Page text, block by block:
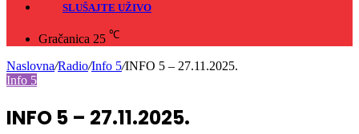
SLUŠAJTE UŽIVO
Gračanica 25 ℃
Naslovna/Radio/Info 5/INFO 5 – 27.11.2025.
Info 5
INFO 5 – 27.11.2025.